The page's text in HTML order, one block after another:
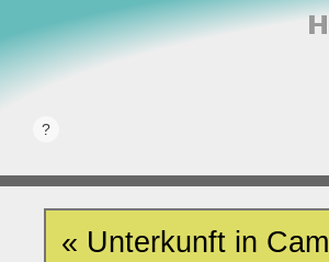
« Unterkunft in